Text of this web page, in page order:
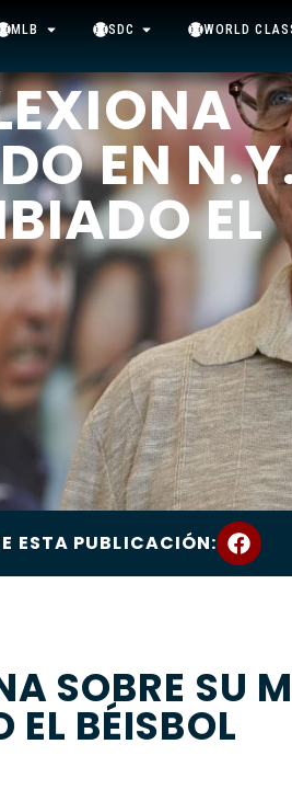
MLB SDC WORLD
EN
EL
ESTA PUBLICACIÓN:
SOBRE SU
BÉISBOL